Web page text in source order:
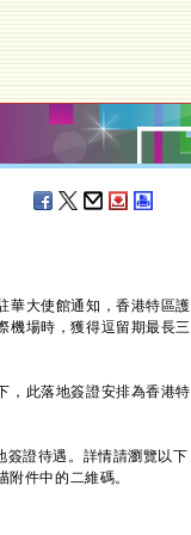
大使館通知，香港特區護
機場時，獲得逗留期最長三
此落地簽證安排為香港特
證待遇。詳情請瀏覽以下
附件中的二維碼。